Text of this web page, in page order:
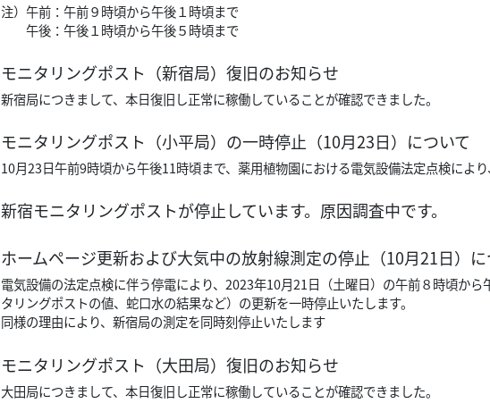
注）午前：午前９時頃から午後１時頃まで
午後：午後１時頃から午後５時頃まで
モニタリングポスト（新宿局）復旧のお知らせ
新宿局につきまして、本日復旧し正常に稼働していることが確認できました。
モニタリングポスト（小平局）の一時停止（10月23日）について
10月23日午前9時頃から午後11時頃まで、薬用植物園における電気設備法定点検により
新宿モニタリングポストが停止しています。原因調査中です。
ホームページ更新および大気中の放射線測定の停止（10月21日）に
電気設備の法定点検に伴う停電により、2023年10月21日（土曜日）の午前８時頃か
タリングポストの値、蛇口水の結果など）の更新を一時停止いたします。
同様の理由により、新宿局の測定を同時刻停止いたします
モニタリングポスト（大田局）復旧のお知らせ
大田局につきまして、本日復旧し正常に稼働していることが確認できました。